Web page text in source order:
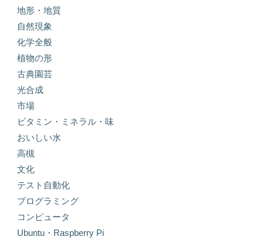
地形・地質
自然現象
化学全般
植物の形
古典園芸
光合成
市場
ビタミン・ミネラル・味
おいしい水
高槻
文化
テスト自動化
プログラミング
コンピュータ
Ubuntu・Raspberry Pi